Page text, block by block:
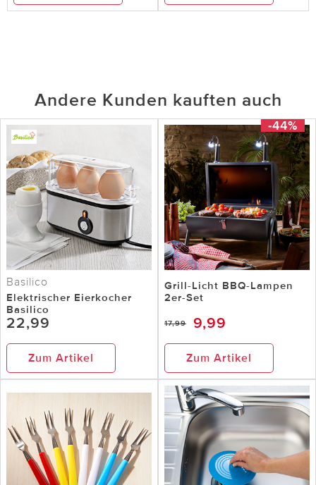
Andere Kunden kauften auch
Basilico
Elektrischer Eierkocher
Basilico
22,99
Zum Artikel
-44%
Grill-Licht BBQ-Lampen
2er-Set
17,99 9,99
Zum Artikel